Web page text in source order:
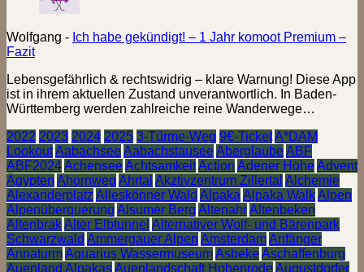
Wolfgang - Ich habe gekündigt! – 1 Jahr komoot Premium –
Fazit
Lebensgefährlich & rechtswidrig – klare Warnung! Diese App
ist in ihrem aktuellen Zustand unverantwortlich. In Baden-
Württemberg werden zahlreiche reine Wanderwege…
2022 2023 2024 2025 3-Türme-Weg 9€-TicketA*DAM
LookoutAabachseeAabachstauseeAberglaubeABF
ABF2024AchenseeAchtsamkeitAction Adener HöheAdvent
Ägypten Ahornweg Ahrtal Akztivzentrum Zillertal Alchemie
Alexanderplatz Alleskönner Wald Alpaka Alpaka WalkAlpen
Alpenüberquerung Alsumer Berg AltenahrAltenbeken
AltenbrakAlter Elbtunnel Alternativer Wolf- und Bärenpark
Schwarzwald Ammergauer Alpen AmsterdamAnfänger
AnnaturmAquarius WassermuseumAsbekeAschaffenburg
Auenland AlpakasAuenlandschaft HohenrodeAugustdorfer